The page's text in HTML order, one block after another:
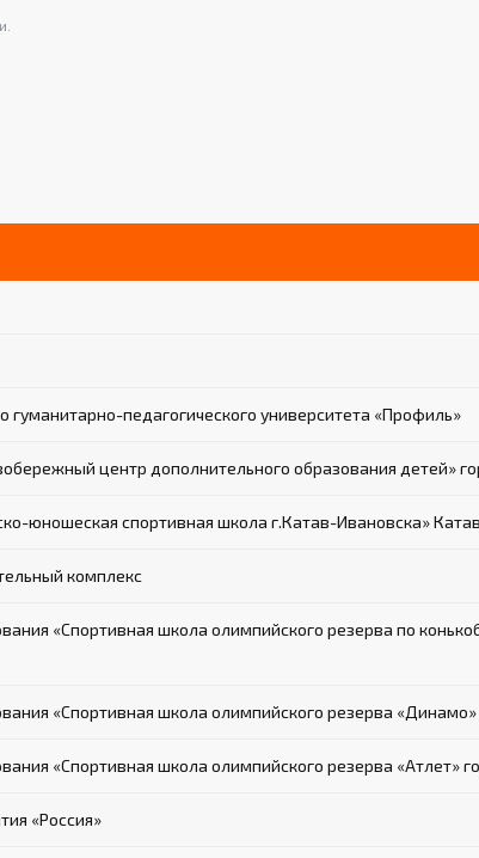
педагогического университета «Профиль»
центр дополнительного образования детей»
юношеская спортивная школа г.Катав-Ивановска»
комплекс
«Спортивная школа олимпийского резерва по
«Спортивная школа олимпийского резерва «Динамо»
«Спортивная школа олимпийского резерва «Атлет»
«Россия»